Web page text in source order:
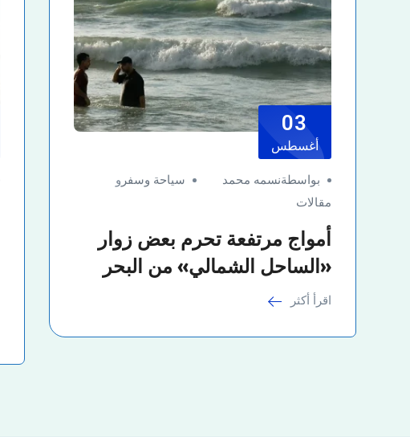
03
أغسطس
بواسطةنسمه محمد سياحة وسفر و
مقالات
أمواج مرتفعة تحرم بعض زوار
«الساحل الشمالي» من البحر
اقرأ أكثر